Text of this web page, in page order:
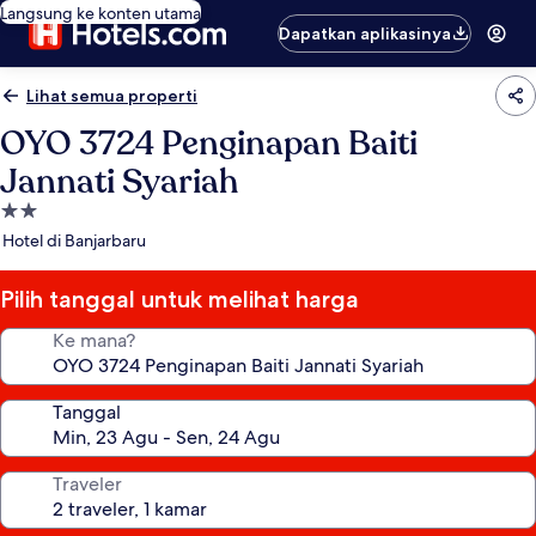
Langsung ke konten utama
Dapatkan aplikasinya
Lihat semua properti
OYO 3724 Penginapan Baiti
Jannati Syariah
Properti
bintang
Hotel di Banjarbaru
Pilih tanggal untuk melihat harga
Ke mana?
Tanggal
Traveler